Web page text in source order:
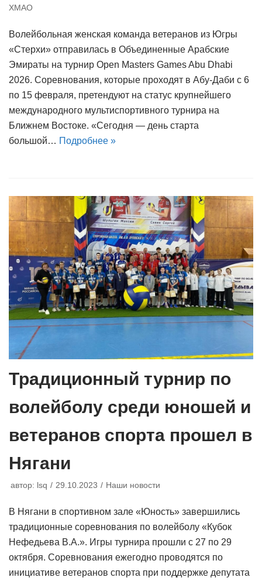
ХМАО
Волейбольная женская команда ветеранов из Югры
«Стерхи» отправилась в Объединенные Арабские
Эмираты на турнир Open Masters Games Abu Dhabi
2026. Соревнования, которые проходят в Абу-Даби с 6
по 15 февраля, претендуют на статус крупнейшего
международного мультиспортивного турнира на
Ближнем Востоке. «Сегодня — день старта
большой… Подробнее »
Традиционный турнир по
волейболу среди юношей и
ветеранов спорта прошел в
Нягани
автор: lsq 29.10.2023 Наши новости
В Нягани в спортивном зале «Юность» завершились
традиционные соревнования по волейболу «Кубок
Нефедьева В.А.». Игры турнира прошли с 27 по 29
октября. Соревнования ежегодно проводятся по
инициативе ветеранов спорта при поддержке депутата